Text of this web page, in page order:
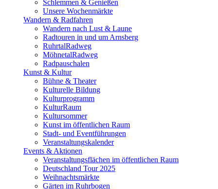
Schlemmen & Genießen
Unsere Wochenmärkte
Wandern & Radfahren
Wandern nach Lust & Laune
Radtouren in und um Arnsberg
RuhrtalRadweg
MöhnetalRadweg
Radpauschalen
Kunst & Kultur
Bühne & Theater
Kulturelle Bildung
Kulturprogramm
KulturRaum
Kultursommer
Kunst im öffentlichen Raum
Stadt- und Eventführungen
Veranstaltungskalender
Events & Aktionen
Veranstaltungsflächen im öffentlichen Raum
Deutschland Tour 2025
Weihnachtsmärkte
Gärten im Ruhrbogen